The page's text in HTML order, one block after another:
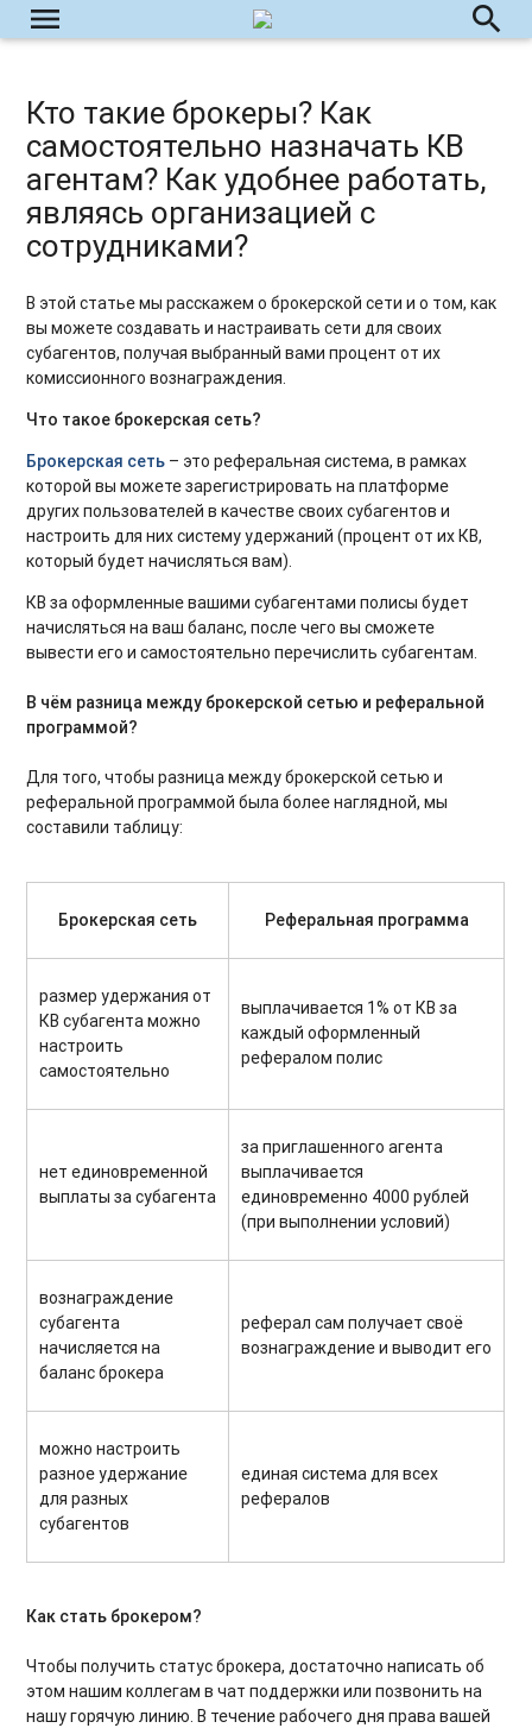
menu search
Кто такие брокеры? Как
самостоятельно назначать КВ
агентам? Как удобнее работать,
являясь организацией с
сотрудниками?
В этой статье мы расскажем о брокерской сети и о том, как
вы можете создавать и настраивать сети для своих
субагентов, получая выбранный вами процент от их
комиссионного вознаграждения.
Что такое брокерская сеть?
Брокерская сеть – это реферальная система, в рамках
которой вы можете зарегистрировать на платформе
других пользователей в качестве своих субагентов и
настроить для них систему удержаний (процент от их КВ,
который будет начисляться вам).
КВ за оформленные вашими субагентами полисы будет
начисляться на ваш баланс, после чего вы сможете
вывести его и самостоятельно перечислить субагентам.
В чём разница между брокерской сетью и реферальной
программой?
Для того, чтобы разница между брокерской сетью и
реферальной программой была более наглядной, мы
составили таблицу:
Брокерская сеть Реферальная программа
размер удержания от
КВ субагента можно
настроить
самостоятельно
выплачивается 1% от КВ за
каждый оформленный
рефералом полис
нет единовременной
выплаты за субагента
за приглашенного агента
выплачивается
единовременно 4000 рублей
(при выполнении условий)
вознаграждение
субагента
начисляется на
баланс брокера
реферал сам получает своё
вознаграждение и выводит его
можно настроить
разное удержание
для разных
субагентов
единая система для всех
рефералов
Как стать брокером?
Чтобы получить статус брокера, достаточно написать об
этом нашим коллегам в чат поддержки или позвонить на
нашу горячую линию. В течение рабочего дня права вашей